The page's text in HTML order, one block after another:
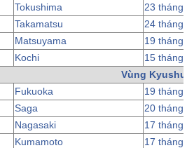
Tokushima
23 tháng 3
Takamatsu
24 tháng 3
Matsuyama
19 tháng 3
Kochi
15 tháng 3
Vùng Kyushu
Fukuoka
19 tháng 3
Saga
20 tháng 3
Nagasaki
17 tháng 3
Kumamoto
17 tháng 3